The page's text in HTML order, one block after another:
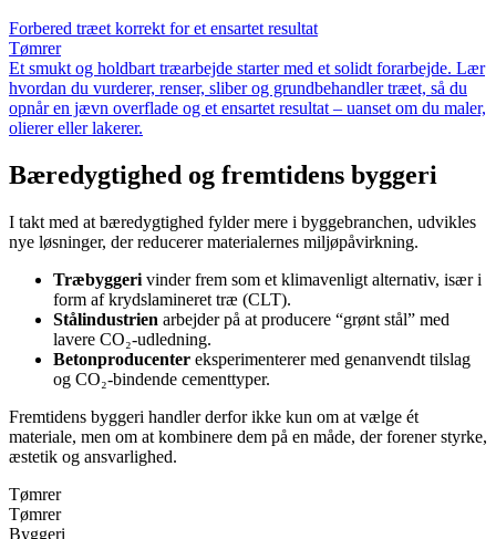
Forbered træet korrekt for et ensartet resultat
Tømrer
Et smukt og holdbart træarbejde starter med et solidt forarbejde. Lær
hvordan du vurderer, renser, sliber og grundbehandler træet, så du
opnår en jævn overflade og et ensartet resultat – uanset om du maler,
olierer eller lakerer.
Bæredygtighed og fremtidens byggeri
I takt med at bæredygtighed fylder mere i byggebranchen, udvikles
nye løsninger, der reducerer materialernes miljøpåvirkning.
Træbyggeri vinder frem som et klimavenligt alternativ, især i
form af krydslamineret træ (CLT).
Stålindustrien arbejder på at producere “grønt stål” med
lavere CO₂-udledning.
Betonproducenter eksperimenterer med genanvendt tilslag
og CO₂-bindende cementtyper.
Fremtidens byggeri handler derfor ikke kun om at vælge ét
materiale, men om at kombinere dem på en måde, der forener styrke,
æstetik og ansvarlighed.
Tømrer
Tømrer
Byggeri